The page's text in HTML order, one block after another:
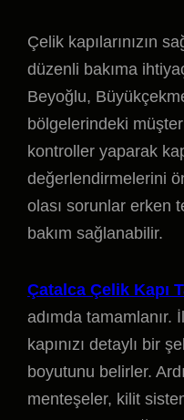
Çelik kapılarınızın
düzenli bakıma
Beyoğlu,
bölgelerindeki
kontroller yaparak
değerlendirmelerini
olası sorunlar erken
bakım sağlanabilir.
Çatalca Çelik Kapı
adımda tamamlanır.
kapınızı detaylı bir
boyutunu belirler.
menteşeler, kilit